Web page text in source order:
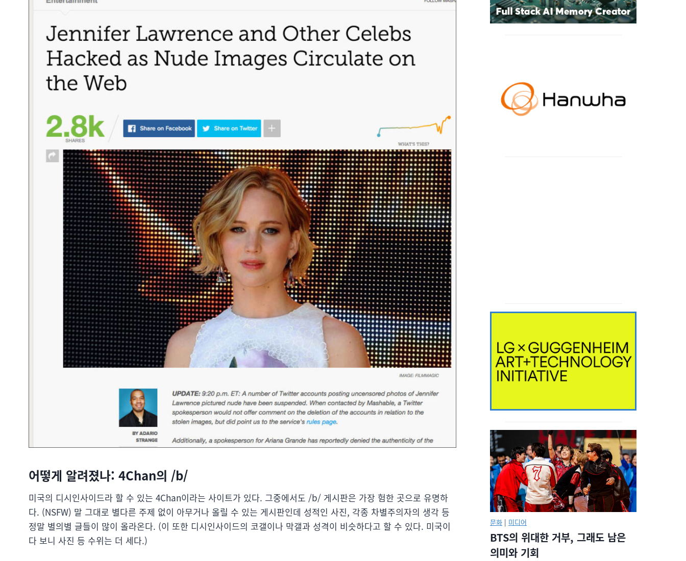
어떻게 알려졌나: 4Chan의 /b/
미국의 디시인사이드라 할 수 있는 4Chan이라는 사이트가 있다. 그중에서도 /b/ 게시판은 가장 험한 곳으로 유명하
다. (NSFW) 말 그대로 별다른 주제 없이 아무거나 올릴 수 있는 게시판인데 성적인 사진, 각종 차별주의자의 생각 등
정말 별의별 글들이 많이 올라온다. (이 또한 디시인사이드의 코갤이나 막갤과 성격이 비슷하다고 할 수 있다. 미국이
다 보니 사진 등 수위는 더 세다.)
문화 | 미디어
BTS의 위대한 거부, 그래도 남은
의미와 기회